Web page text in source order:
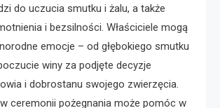
do uczucia smutku i żalu, a także
i bezsilności. Właściciele mogą
emocje – od głębokiego smutku
winy za podjęte decyzje
i dobrostanu swojego zwierzęcia.
ceremonii pożegnania może pomóc w